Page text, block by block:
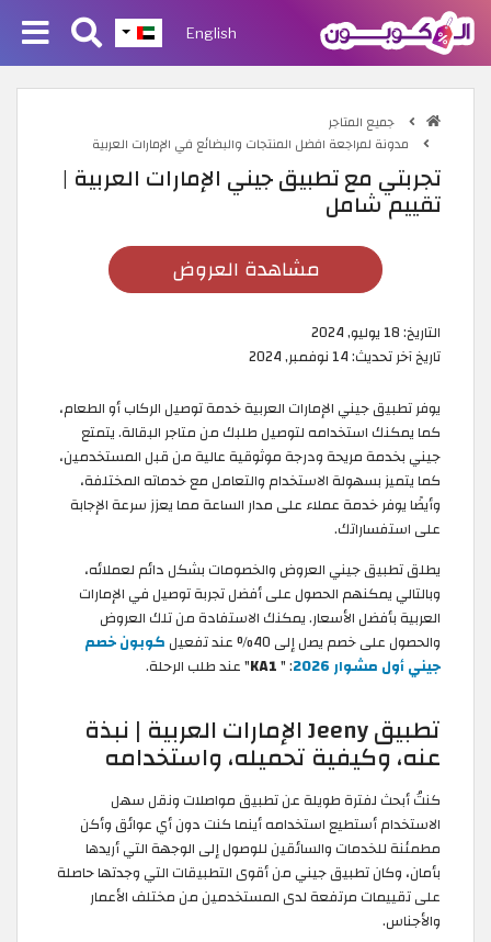
English
جميع المتاجر
مدونة لمراجعة افضل المنتجات والبضائع في الإمارات العربية
تجربتي مع تطبيق جيني الإمارات العربية |
تقييم شامل
مشاهدة العروض
التاريخ:18 يوليو, 2024
تاريخ آخر تحديث:14 نوفمبر, 2024
يوفر تطبيق جيني الإمارات العربية خدمة توصيل الركاب أو الطعام،
كما يمكنك استخدامه لتوصيل طلبك من متاجر البقالة. يتمتع
جيني بخدمة مريحة ودرجة موثوقية عالية من قبل المستخدمين،
كما يتميز بسهولة الاستخدام والتعامل مع خدماته المختلفة،
وأيضًا يوفر خدمة عملاء على مدار الساعة مما يعزز سرعة الإجابة
على استفساراتك.
يطلق تطبيق جيني العروض والخصومات بشكل دائم لعملائه،
وبالتالي يمكنهم الحصول على أفضل تجربة توصيل في الإمارات
العربية بأفضل الأسعار. يمكنك الاستفادة من تلك العروض
والحصول على خصم يصل إلى 40% عند تفعيل
كوبون خصم
جيني أول مشوار 2026
: "
KA1" عند طلب الرحلة.
تطبيق Jeeny الإمارات العربية | نبذة
عنه، وكيفية تحميله، واستخدامه
كنتُ أبحث لفترة طويلة عن تطبيق مواصلات ونقل سهل
الاستخدام أستطيع استخدامه أينما كنت دون أي عوائق وأكن
مطمئنة للخدمات والسائقين للوصول إلى الوجهة التي أريدها
بأمان، وكان تطبيق جيني من أقوى التطبيقات التي وجدتها حاصلة
على تقييمات مرتفعة لدى المستخدمين من مختلف الأعمار
والأجناس.